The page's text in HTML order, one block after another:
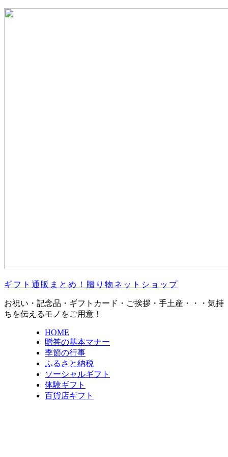
ギフト通販まとめ！贈り物ネットショップ
お祝い・記念品・ギフトカード・ご挨拶・手土産・・・気持
ちを伝えるモノをご用意！
HOME
贈答の基本マナー
季節の行事
ふるさと納税
ソーシャルギフト
体験ギフト
百貨店ギフト